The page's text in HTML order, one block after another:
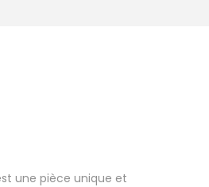
une pièce unique et